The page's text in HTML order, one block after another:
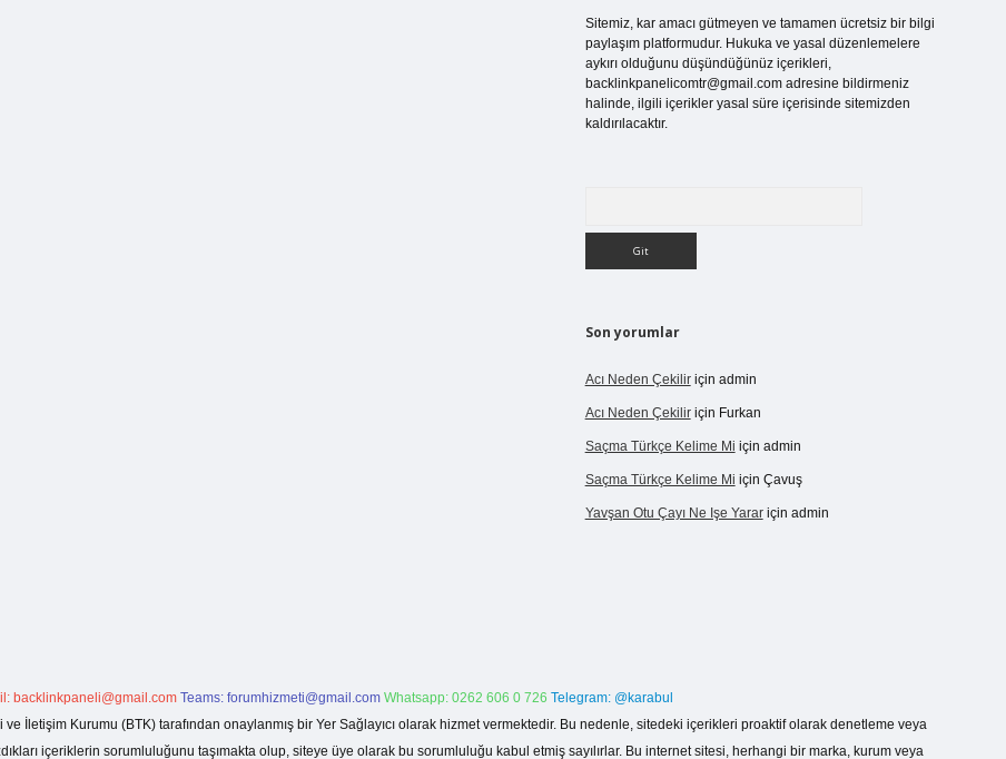
Sitemiz, kar amacı gütmeyen ve tamamen ücretsiz bir bilgi
paylaşım platformudur. Hukuka ve yasal düzenlemelere
aykırı olduğunu düşündüğünüz içerikleri,
backlinkpanelicomtr@gmail.comadresine bildirmeniz
halinde, ilgili içerikler yasal süre içerisinde sitemizden
kaldırılacaktır.
Son yorumlar
Acı Neden Çekiliriçin admin
Acı Neden Çekiliriçin Furkan
Saçma Türkçe Kelime Mi için admin
Saçma Türkçe Kelime Mi için Çavuş
Yavşan Otu Çayı Ne Işe Yarariçin admin
backlinkpaneli@gmail.com Teams: forumhizmeti@gmail.com Whatsapp: 0262 606 0 726 Telegram: @karabul
İletişim Kurumu (BTK) tarafından onaylanmış bir Yer Sağlayıcı olarak hizmet vermektedir. Bu nedenle, sitedeki içerikleri proaktif olarak denetleme veya
içeriklerin sorumluluğunu taşımakta olup, siteye üye olarak bu sorumluluğu kabul etmiş sayılırlar. Bu internet sitesi, herhangi bir marka, kurum veya